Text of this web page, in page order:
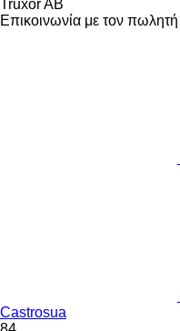
Truxor AB
Επικοινωνία με τον πωλητή
Castrosua